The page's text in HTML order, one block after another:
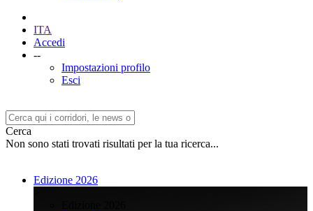
ITA
Accedi
--
Impostazioni profilo
Esci
Cerca
Non sono stati trovati risultati per la tua ricerca...
Edizione 2026